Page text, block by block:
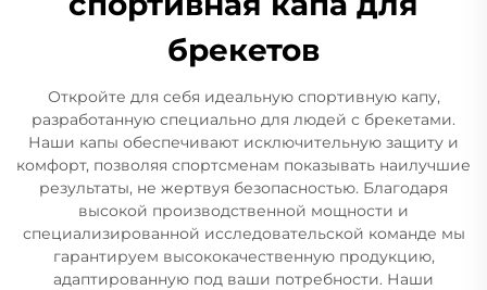
брекетов
Откройте для себя идеальную спортивную капу,
разработанную специально для людей с брекетами.
Наши капы обеспечивают исключительную защиту и
комфорт, позволяя спортсменам показывать наилучшие
результаты, не жертвуя безопасностью. Благодаря
высокой производственной мощности и
специализированной исследовательской команде мы
гарантируем высококачественную продукцию,
адаптированную под ваши потребности. Наши